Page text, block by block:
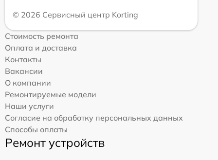
© 2026 Сервисный центр Korting
Стоимость ремонта
Оплата и доставка
Контакты
Вакансии
О компании
Ремонтируемые модели
Наши услуги
Согласие на обработку персональных данных
Способы оплаты
Ремонт устройств